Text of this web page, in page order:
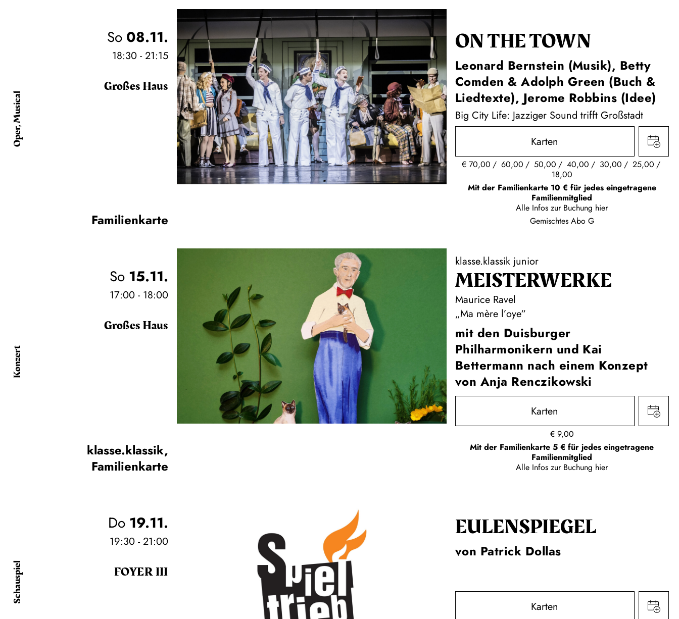
Oper, Musical
So 08.11.
18:30 - 21:15
Großes Haus
Familienkarte
ON THE TOWN
Leonard Bernstein (Musik), Betty
Comden & Adolph Green (Buch &
Liedtexte), Jerome Robbins (Idee)
Big City Life: Jazziger Sound trifft Großstadt
Karten
€ 70,00 60,00 50,00 40,00 30,00
25,00
18,00
Mit der Familienkarte 10 € für jedes eingetragene
Familienmitglied
Alle Infos zur Buchung hier
Gemischtes Abo G
Konzert
So 15.11.
17:00 - 18:00
Großes Haus
klasse.klassik,
Familienkarte
klasse.klassik junior
MEISTERWERKE
Maurice Ravel
„Ma mère l’oye“
mit den Duisburger
Philharmonikern und Kai
Bettermann nach einem Konzept
von Anja Renczikowski
Karten
€ 9,00
Mit der Familienkarte 5 € für jedes eingetragene
Familienmitglied
Alle Infos zur Buchung hier
Schauspiel
Do 19.11.
19:30 - 21:00
FOYER III
EULENSPIEGEL
von Patrick Dollas
Karten